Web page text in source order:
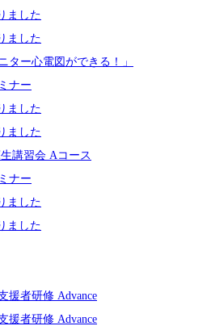
ました
ました
ター心電図ができる！」
ナー
ました
ました
講習会 Aコース
ナー
ました
ました
援者研修 Advance
援者研修 Advance